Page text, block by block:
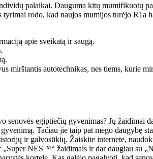
palaikai. Dauguma kitų mumifikuotų
rodo, kad naujos mumijos turėjo R1a
apie sveikatą ir saugą.
mirštantis autotechnikas, nes tiems, kurie
senovės egiptiečių gyvenimas? Jų žaidimai
Tačiau jie taip pat mėgo daugybę
ir galvosūkių. Žaiskite internete,
NES™“ žaidimais ir dar daugiau su